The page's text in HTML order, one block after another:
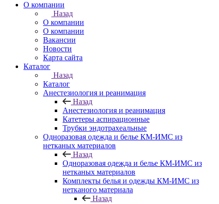
О компании
Назад
О компании
О компании
Вакансии
Новости
Карта сайта
Каталог
Назад
Каталог
Анестезиология и реанимация
Назад
Анестезиология и реанимация
Катетеры аспирационные
Трубки эндотрахеальные
Одноразовая одежда и белье КМ-ИМС из
нетканых материалов
Назад
Одноразовая одежда и белье КМ-ИМС из
нетканых материалов
Комплекты белья и одежды КМ-ИМС из
нетканого материала
Назад